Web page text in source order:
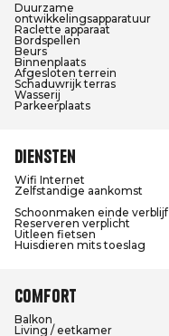
Duurzame
ontwikkelingsapparatuur
Raclette apparaat
Bordspellen
Beurs
Binnenplaats
Afgesloten terrein
Schaduwrijk terras
Wasserij
Parkeerplaats
Diensten
Wifi Internet
Zelfstandige aankomst
Schoonmaken einde verblijf
Reserveren verplicht
Uitleen fietsen
Huisdieren mits toeslag
Comfort
Balkon
Living / eetkamer